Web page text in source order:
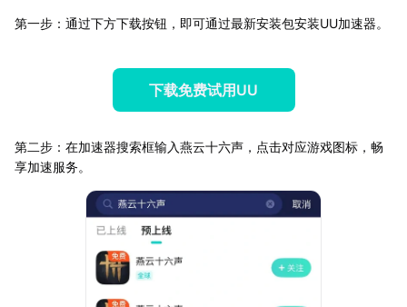
第一步：通过下方下载按钮，即可通过最新安装包安装UU加速器。
下载免费试用UU
第二步：在加速器搜索框输入燕云十六声，点击对应游戏图标，畅
享加速服务。